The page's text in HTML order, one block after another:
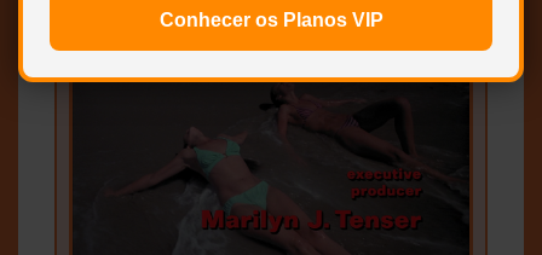
Conhecer os Planos VIP